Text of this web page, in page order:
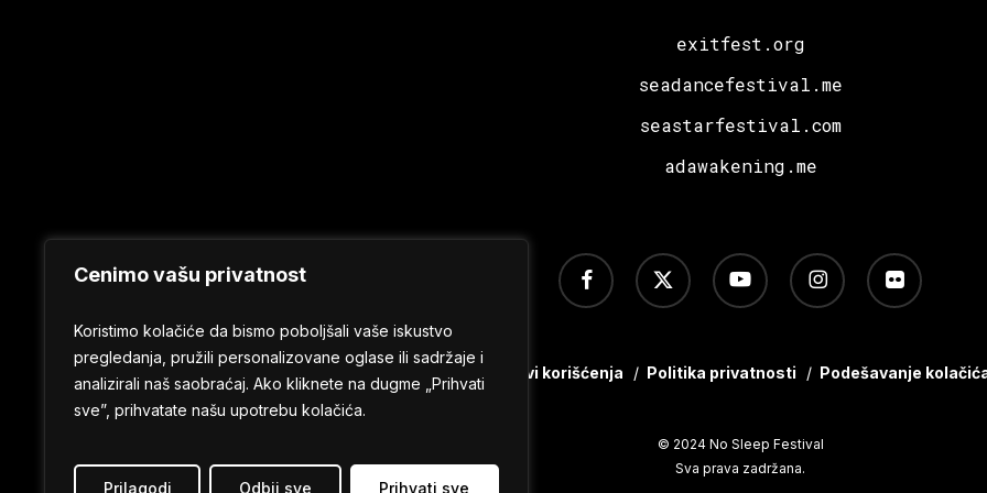
Cenimo vašu privatnost
Koristimo kolačiće da bismo poboljšali vaše iskustvo
pregledanja, pružili personalizovane oglase ili sadržaje i
analizirali naš saobraćaj. Ako kliknete na dugme „Prihvati
sve”, prihvatate našu upotrebu kolačića.
Prilagodi Odbij sve Prihvati sve
exitfest.org
seadancefestival.me
seastarfestival.com
adawakening.me
x-
twitter
facebook youtube instagram flickr
Uslovi korišćenja / Politika privatnosti / Podešavanje
© 2024 No Sleep Festival
Sva prava zadržana.